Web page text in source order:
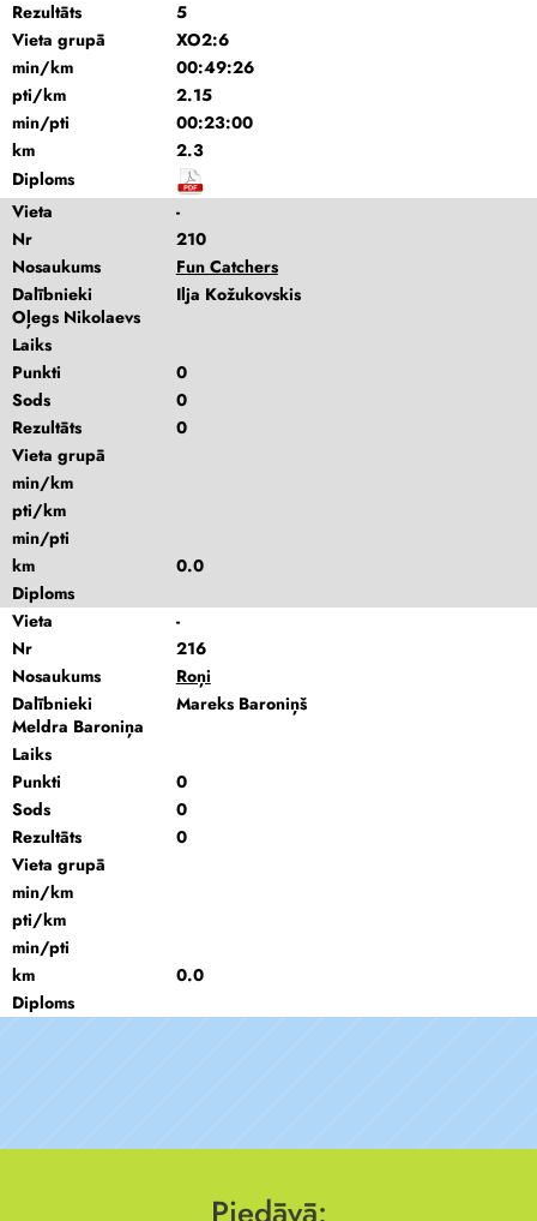
Rezultāts
5
Vieta grupā
XO2:6
min/km
00:49:26
pti/km
2.15
min/pti
00:23:00
km
2.3
Diploms
Vieta
-
Nr
210
Nosaukums
Fun Catchers
Dalībnieki
Ilja Kožukovskis
Oļegs Nikolaevs
Laiks
Punkti
0
Sods
0
Rezultāts
0
Vieta grupā
min/km
pti/km
min/pti
km
0.0
Diploms
Vieta
-
Nr
216
Nosaukums
Roņi
Dalībnieki
Mareks Baroniņš
Meldra Baroniņa
Laiks
Punkti
0
Sods
0
Rezultāts
0
Vieta grupā
min/km
pti/km
min/pti
km
0.0
Diploms